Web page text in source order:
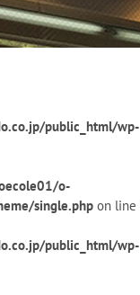
public_html/wp-
o-
single.php on line
public_html/wp-